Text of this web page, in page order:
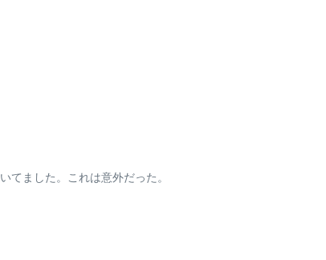
てました。これは意外だった。